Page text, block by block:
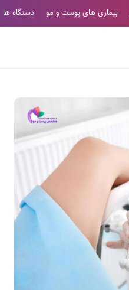
بیماری های پوست و مو دستگاه ها